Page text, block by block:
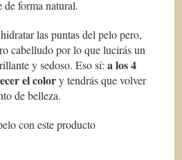
de forma natural.
las puntas del pelo pero,
cabelludo por lo que lucirás un
y sedoso. Eso sí:a los 4
el colory tendrás que volver
de belleza.
con este producto